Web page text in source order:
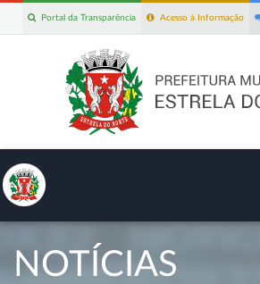
Acesso à Informação
Portal da Transparência
NOTÍCIAS